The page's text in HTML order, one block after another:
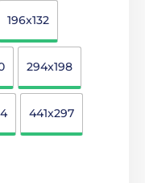
196x132
294x198
441x297